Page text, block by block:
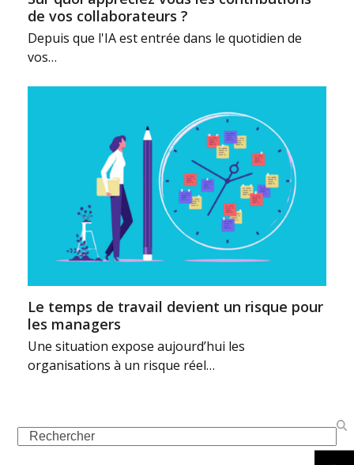
de vos collaborateurs ?
Depuis que l'IA est entrée dans le quotidien de
vos…
Le temps de travail devient un risque pour
les managers
Une situation expose aujourd’hui les
organisations à un risque réel…